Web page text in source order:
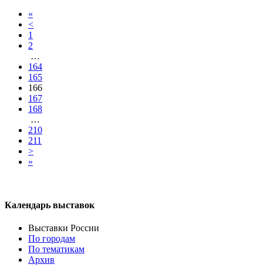
«
<
1
2
…
164
165
166
167
168
…
210
211
>
»
Календарь выставок
Выставки России
По городам
По тематикам
Архив